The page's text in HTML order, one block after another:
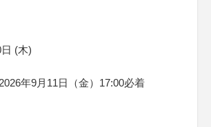
(木)
年9月11日（金）17:00必着